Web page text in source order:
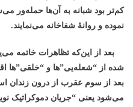
کم‌تر بود شبانه به آن‌ها حمله‌ور
نموده و روانۀ شفاخانه می‌نمایند.
بعد از این‌که تظاهرات خاتمه
شده از “شعله‌یی”ها و “خلقی”ها
بعد از سوم عقرب از درون زندان
می‌شود یعنی “جریان دموکراتیک